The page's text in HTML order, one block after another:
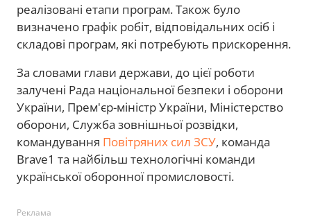
реалізовані етапи програм. Також було
визначено графік робіт, відповідальних осіб і
складові програм, які потребують прискорення.
За словами глави держави, до цієї роботи
залучені Рада національної безпеки і оборони
України, Прем'єр-міністр України, Міністерство
оборони, Служба зовнішньої розвідки,
командування Повітряних сил ЗСУ, команда
Brave1 та найбільш технологічні команди
української оборонної промисловості.
Реклама